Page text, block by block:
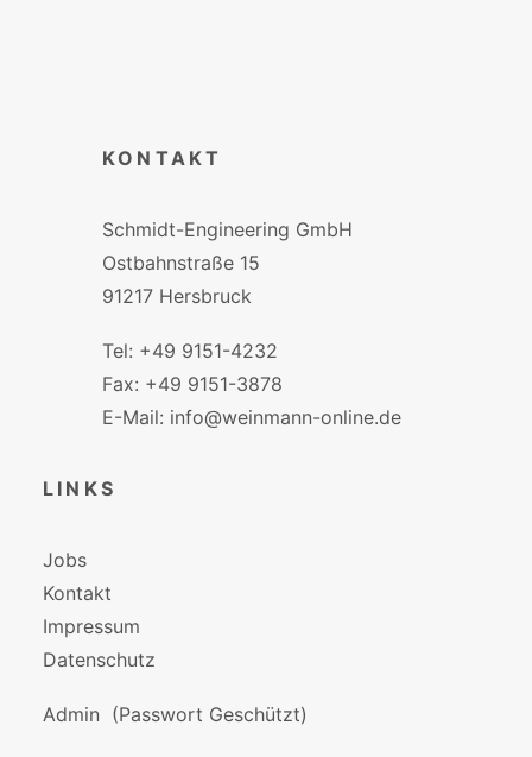
KONTAKT
Schmidt-Engineering GmbH
Ostbahnstraße 15
91217 Hersbruck
Tel: +49 9151-4232
Fax: +49 9151-3878
E-Mail: info@weinmann-online.de
LINKS
Jobs
Kontakt
Impressum
Datenschutz
Admin (Passwort Geschützt)